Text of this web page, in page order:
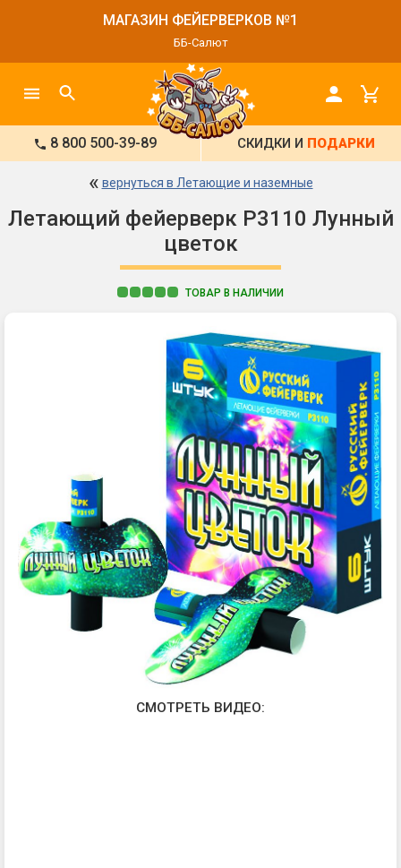
МАГАЗИН ФЕЙЕРВЕРКОВ №1
ББ-Салют
8 800 500-39-89 СКИДКИ И ПОДАРКИ
« вернуться в Летающие и наземные
Летающий фейерверк Р3110 Лунный
цветок
ТОВАР В НАЛИЧИИ
СМОТРЕТЬ ВИДЕО: